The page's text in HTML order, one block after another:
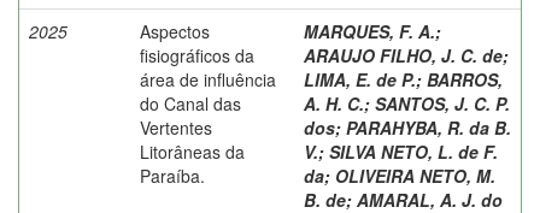
2025
Aspectos
fisiográficos da
área de influência
do Canal das
Vertentes
Litorâneas da
Paraíba.
MARQUES, F. A.;
ARAUJO FILHO, J. C. de;
LIMA, E. de P.; BARROS,
A. H. C.; SANTOS, J. C. P.
dos; PARAHYBA, R. da B.
V.; SILVA NETO, L. de F.
da; OLIVEIRA NETO, M.
B. de; AMARAL, A. J. do